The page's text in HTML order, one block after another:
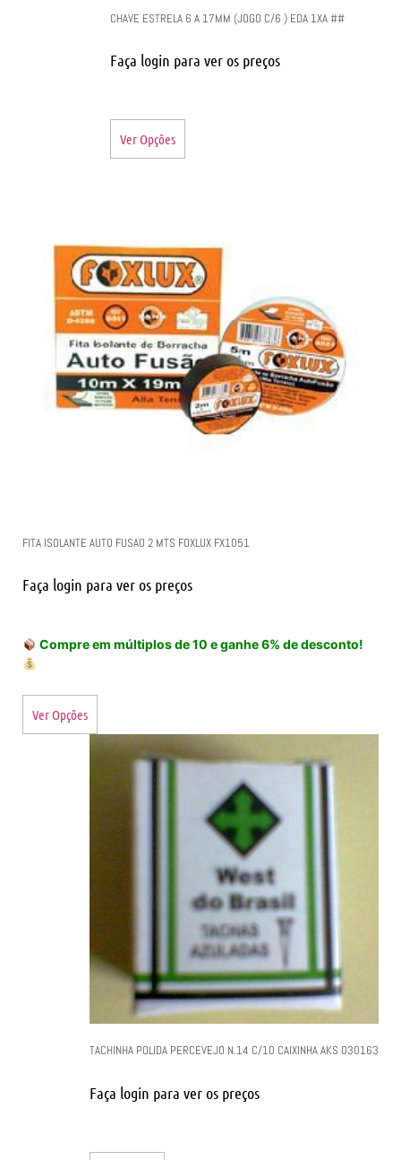
CHAVE ESTRELA 6 A 17MM (JOGO C/6 ) EDA 1XA ##
Faça login para ver os preços
Ver Opções
FITA ISOLANTE AUTO FUSAO 2 MTS FOXLUX FX1051
Faça login para ver os preços
Compre em múltiplos de 10 e ganhe 6% de desconto!
Ver Opções
TACHINHA POLIDA PERCEVEJO N.14 C/10 CAIXINHA AKS 030163
Faça login para ver os preços